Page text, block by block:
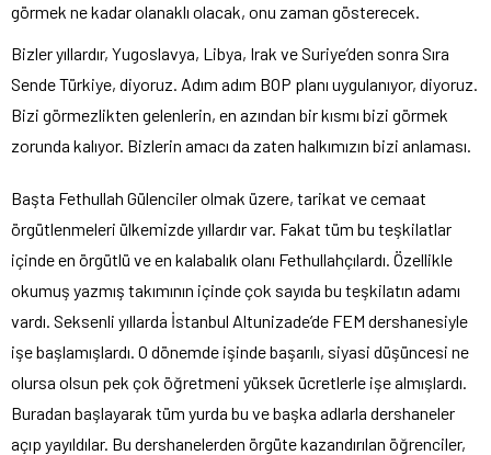
görmek ne kadar olanaklı olacak, onu zaman gösterecek.
Bizler yıllardır, Yugoslavya, Libya, Irak ve Suriye’den sonra Sıra
Sende Türkiye, diyoruz. Adım adım BOP planı uygulanıyor, diyoruz.
Bizi görmezlikten gelenlerin, en azından bir kısmı bizi görmek
zorunda kalıyor. Bizlerin amacı da zaten halkımızın bizi anlaması.
Başta Fethullah Gülenciler olmak üzere, tarikat ve cemaat
örgütlenmeleri ülkemizde yıllardır var. Fakat tüm bu teşkilatlar
içinde en örgütlü ve en kalabalık olanı Fethullahçılardı. Özellikle
okumuş yazmış takımının içinde çok sayıda bu teşkilatın adamı
vardı. Seksenli yıllarda İstanbul Altunizade’de FEM dershanesiyle
işe başlamışlardı. O dönemde işinde başarılı, siyasi düşüncesi ne
olursa olsun pek çok öğretmeni yüksek ücretlerle işe almışlardı.
Buradan başlayarak tüm yurda bu ve başka adlarla dershaneler
açıp yayıldılar. Bu dershanelerden örgüte kazandırılan öğrenciler,